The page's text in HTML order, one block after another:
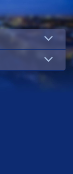
Gradonačelnik
djece, te najavio cjelovitu
obilježio 30 godina
komarci ove godine pod
zahvalnosti i Dan